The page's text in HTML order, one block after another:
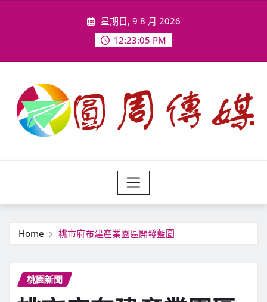
星期日, 9 8 月 2026
12:23:07 PM
Home 桃市府布建產業園區開發藍圖
桃園新聞